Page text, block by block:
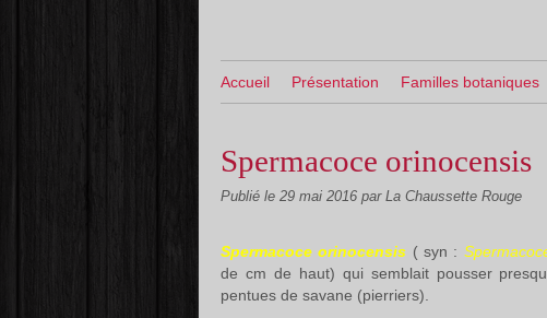
Accueil Présentation Familles botaniques
Spermacoce orinocensis
Publié le 29 mai 2016 par La Chaussette Rouge
Spermacoce orinocensis ( syn :
de cm de haut) qui semblait pousser
pentues de savane (pierriers).